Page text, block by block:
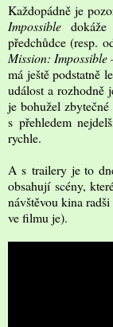
Každopádně je
Impossible
předchůdce (resp.
Mission: Impossible
má ještě podstatně
událost a rozhodně
je bohužel
s přehledem
rychle.
A s trailery je to
obsahují scény,
návštěvou kina
ve filmu je).